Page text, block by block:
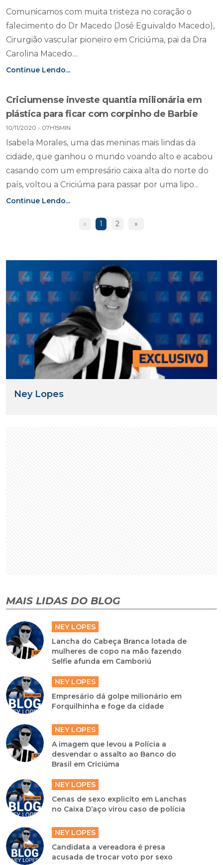
Comunicamos com muita tristeza no coração o
falecimento do Dr Macedo (José Eguivaldo Macedo),
Cirurgião vascular pioneiro em Criciúma, pai da Dra
Carolina Macedo....
Continue Lendo...
Criciumense investe quantia milionária em
plástica para ficar com corpinho de Barbie
10/11/2020 - 07H15MIN
Isabela Morales, uma das meninas mais lindas da
cidade, que ganhou o mundo voando alto e acabou
casando com um empresário caixa alta do norte do
país, voltou a Criciúma para passar por uma lipo...
Continue Lendo...
« 1 2 »
Ney Lopes
MAIS LIDAS DO BLOG
NEY LOPES
Lancha do Cabeça Branca lotada de
mulheres de copo na mão fazendo
Selfie afunda em Camboriú
NEY LOPES
Empresário dá golpe milionário em
Forquilhinha e foge da cidade
NEY LOPES
A imagem que levou a Polícia a
desvendar o assalto ao Banco do
Brasil em Criciúma
NEY LOPES
Cenas de sexo explicito em Lanchas
no Caixa D’aço virou caso de polícia
NEY LOPES
Candidata a vereadora é presa
acusada de trocar voto por sexo